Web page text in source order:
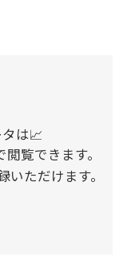
は📈
閲覧できます。
ただけます。